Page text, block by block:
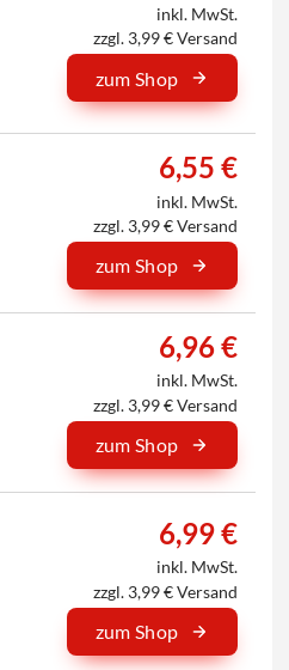
inkl. MwSt.
zzgl. 3,99 € Versand
zum Shop
6,55 €
inkl. MwSt.
zzgl. 3,99 € Versand
zum Shop
6,96 €
inkl. MwSt.
zzgl. 3,99 € Versand
zum Shop
6,99 €
inkl. MwSt.
zzgl. 3,99 € Versand
zum Shop